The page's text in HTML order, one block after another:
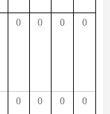
0 0 0 0
0 0 0 0